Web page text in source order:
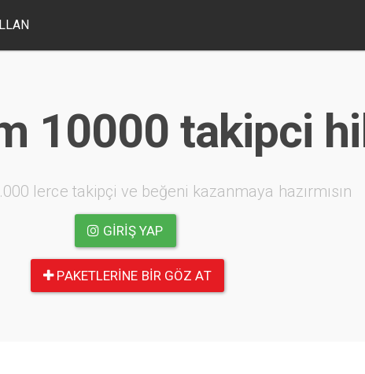
10000 takipci
lerce takipçi ve beğeni kazanmaya hazırmısın
GIRIŞ YAP
PAKETLERINE BIR GÖZ AT